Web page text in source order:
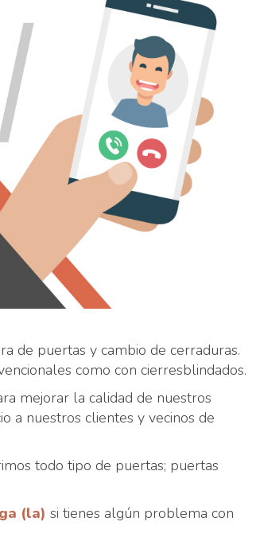
de puertas y cambio de cerraduras.
como con cierresblindados.
mejorar la calidad de nuestros
a nuestros clientes y vecinos de
todo tipo de puertas; puertas
(la) si tienes algún problema con